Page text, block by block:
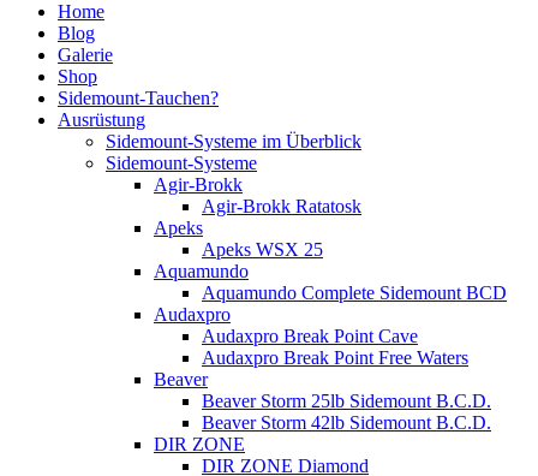
Home
Blog
Galerie
Shop
Sidemount-Tauchen?
Ausrüstung
Sidemount-Systeme im Überblick
Sidemount-Systeme
Agir-Brokk
Agir-Brokk Ratatosk
Apeks
Apeks WSX 25
Aquamundo
Aquamundo Complete Sidemount BCD
Audaxpro
Audaxpro Break Point Cave
Audaxpro Break Point Free Waters
Beaver
Beaver Storm 25lb Sidemount B.C.D.
Beaver Storm 42lb Sidemount B.C.D.
DIR ZONE
DIR ZONE Diamond